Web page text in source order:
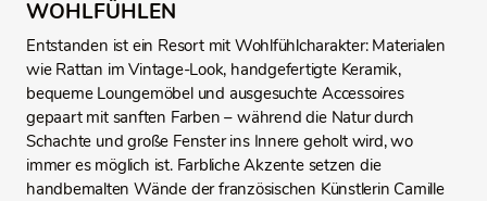
WOHLFÜHLEN
Entstanden ist ein Resort mit Wohlfühlcharakter: Materialen
wie Rattan im Vintage-Look, handgefertigte Keramik,
bequeme Loungemöbel und ausgesuchte Accessoires
gepaart mit sanften Farben – während die Natur durch
Schachte und große Fenster ins Innere geholt wird, wo
immer es möglich ist. Farbliche Akzente setzen die
handbemalten Wände der französischen Künstlerin Camille